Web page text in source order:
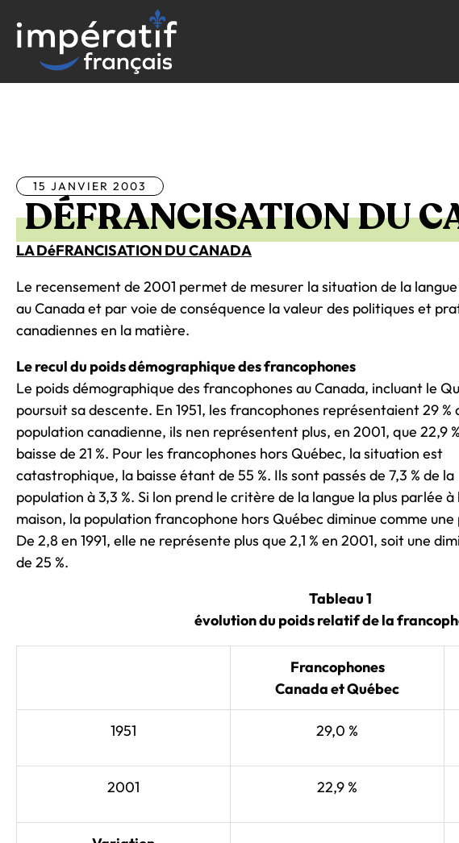
contenu
15 JANVIER 2003
DÉFRANCISATION DU
LA DéFRANCISATION DU CANADA
Le recensement de 2001 permet de mesurer la situation de la
au Canada et par voie de conséquence la valeur des politiques et
canadiennes en la matière.
Le recul du poids démographique des francophones
Le poids démographique des francophones au Canada, incluant le
poursuit sa descente. En 1951, les francophones représentaient 29 %
population canadienne, ils nen représentent plus, en 2001, que 22,9
baisse de 21 %. Pour les francophones hors Québec, la situation est
catastrophique, la baisse étant de 55 %. Ils sont passés de 7,3 % de la
population à 3,3 %. Si lon prend le critère de la langue la plus parlée à
maison, la population francophone hors Québec diminue comme
De 2,8 en 1991, elle ne représente plus que 2,1 % en 2001, soit une
de 25 %.
Tableau 1
évolution du poids relatif de la
Francophones
Canada et Québec
1951 29,0 %
2001 22,9 %